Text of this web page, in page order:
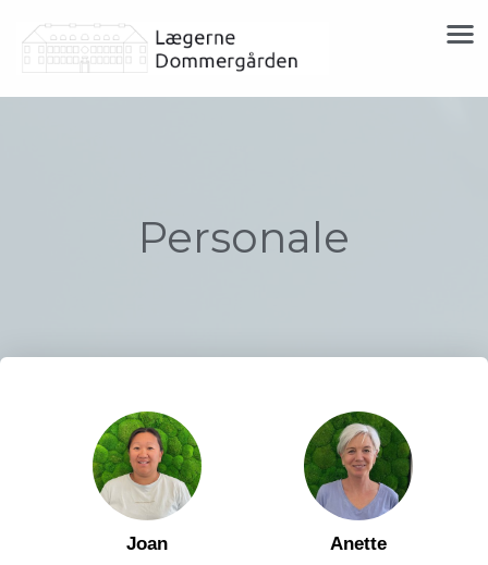
Personale
Joan Anette